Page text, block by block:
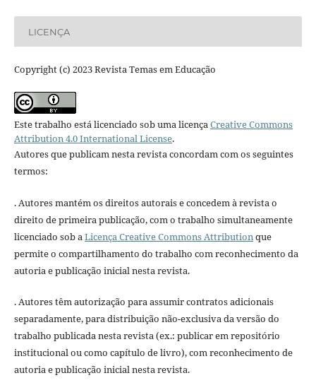
LICENÇA
Copyright (c) 2023 Revista Temas em Educação
Este trabalho está licenciado sob uma licençaCreative Commons
Attribution 4.0 International License.
Autores que publicam nesta revista concordam com os seguintes
termos:
. Autores mantém os direitos autorais e concedem à revista o
direito de primeira publicação, com o trabalho simultaneamente
licenciado sob a Licença Creative Commons Attribution que
permite o compartilhamento do trabalho com reconhecimento da
autoria e publicação inicial nesta revista.
. Autores têm autorização para assumir contratos adicionais
separadamente, para distribuição não-exclusiva da versão do
trabalho publicada nesta revista (ex.: publicar em repositório
institucional ou como capítulo de livro), com reconhecimento de
autoria e publicação inicial nesta revista.